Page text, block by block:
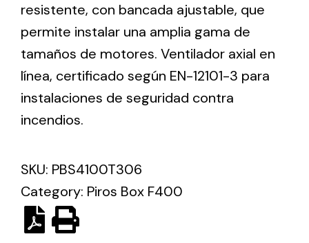
Iluminación Solar
Variedad de soluciones solares para todo tipo
de necesidades.
Solar lighting
Variety of solar solutions for all kinds of needs.
resistente, con bancada ajustable, que
permite instalar una amplia gama de
tamaños de motores. Ventilador axial en
línea, certificado según EN-12101-3 para
instalaciones de seguridad contra
incendios.
SKU: PBS4100T306
Category: Piros Box F400